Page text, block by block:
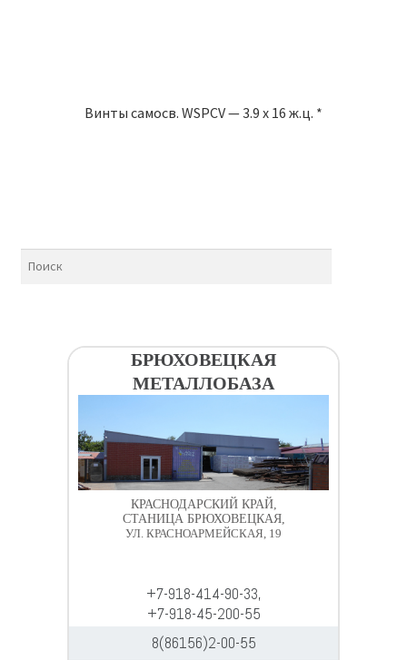
Винты самосв. WSPCV — 3.9 x 16 ж.ц. *
БРЮХОВЕЦКАЯ
МЕТАЛЛОБАЗА
КРАСНОДАРСКИЙ КРАЙ,
СТАНИЦА БРЮХОВЕЦКАЯ,
УЛ. КРАСНОАРМЕЙСКАЯ, 19
+7-918-414-90-33,
+7-918-45-200-55
8(86156)2-00-55